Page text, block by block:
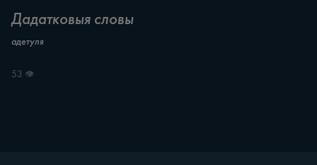
Дадатковыя словы
адетуля
53 👁